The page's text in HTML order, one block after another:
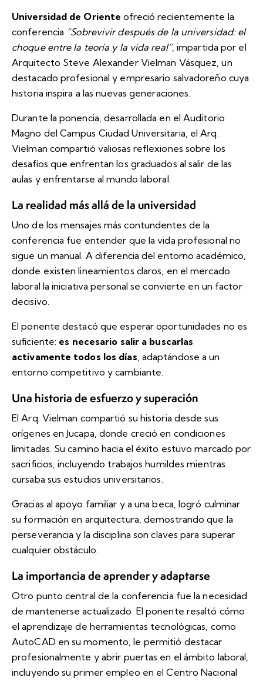
Universidad de Orienteofreció recientemente la
conferencia “Sobrevivir después de la universidad: el
choque entre la teoría y la vida real”, impartida por el
Arquitecto Steve Alexander Vielman Vásquez, un
destacado profesional y empresario salvadoreño cuya
historia inspira a las nuevas generaciones.
Durante la ponencia, desarrollada en el Auditorio
Magno del Campus Ciudad Universitaria, el Arq.
Vielman compartió valiosas reflexiones sobre los
desafíos que enfrentan los graduados al salir de las
aulas y enfrentarse al mundo laboral.
La realidad más allá de la universidad
Uno de los mensajes más contundentes de la
conferencia fue entender que la vida profesional no
sigue un manual. A diferencia del entorno académico,
donde existen lineamientos claros, en el mercado
laboral la iniciativa personal se convierte en un factor
decisivo.
El ponente destacó que esperar oportunidades no es
suficiente: es necesario salir a buscarlas
activamente todos los días, adaptándose a un
entorno competitivo y cambiante.
Una historia de esfuerzo y superación
El Arq. Vielman compartió su historia desde sus
orígenes en Jucapa, donde creció en condiciones
limitadas. Su camino hacia el éxito estuvo marcado por
sacrificios, incluyendo trabajos humildes mientras
cursaba sus estudios universitarios.
Gracias al apoyo familiar y a una beca, logró culminar
su formación en arquitectura, demostrando que la
perseverancia y la disciplina son claves para superar
cualquier obstáculo.
La importancia de aprender y adaptarse
Otro punto central de la conferencia fue la necesidad
de mantenerse actualizado. El ponente resaltó cómo
el aprendizaje de herramientas tecnológicas, como
AutoCAD en su momento, le permitió destacar
profesionalmente y abrir puertas en el ámbito laboral,
incluyendo su primer empleo en el Centro Nacional